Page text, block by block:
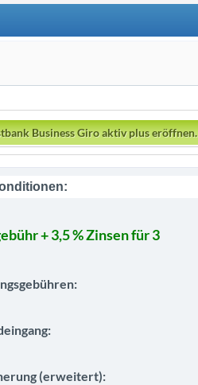
Business Giro aktiv plus eröffnen.
+ 3,5 % Zinsen für 3
(erweitert):